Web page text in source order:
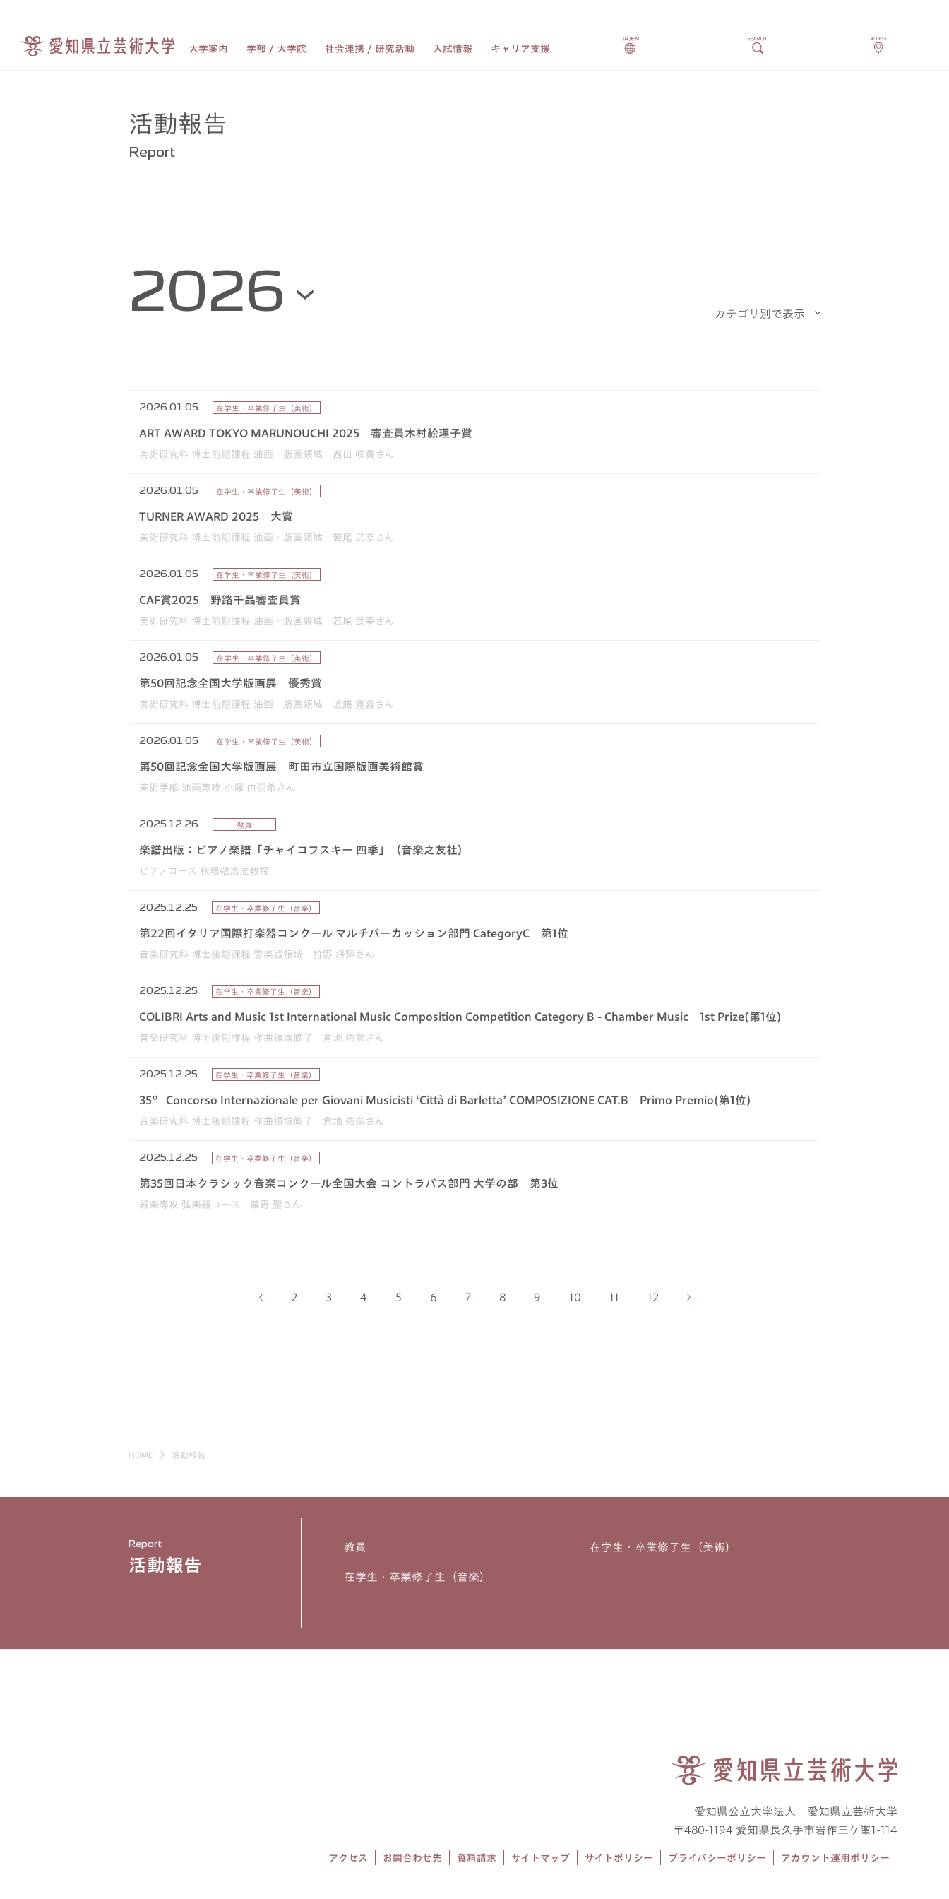
大学案内 学部 / 大学院 社会連携 / 研究活動 入試情報 キャリア支援
活動報告
Report
2026.01.05 在学生・卒業修了生（美術）
ART AWARD TOKYO MARUNOUCHI 2025 審査員木村絵理子賞
美術研究科 博士前期課程 油画・版画領域 西田 咲貴さん
2026.01.05 在学生・卒業修了生（美術）
TURNER AWARD 2025 大賞
美術研究科 博士前期課程 油画・版画領域 若尾 武幸さん
2026.01.05 在学生・卒業修了生（美術）
CAF賞2025 野路千晶審査員賞
美術研究科 博士前期課程 油画・版画領域 若尾 武幸さん
2026.01.05 在学生・卒業修了生（美術）
第50回記念全国大学版画展 優秀賞
美術研究科 博士前期課程 油画・版画領域 近藤 寛喜さん
2026.01.05 在学生・卒業修了生（美術）
第50回記念全国大学版画展 町田市立国際版画美術館賞
美術学部 油画専攻 小塚 由羽希さん
2025.12.26 教員
楽譜出版：ピアノ楽譜「チャイコフスキー 四季」（音楽之友社）
ピアノコース 秋場敬浩准教授
2025.12.25 在学生・卒業修了生（音楽）
第22回イタリア国際打楽器コンクール マルチパーカッション部門 CategoryC 第1位
音楽研究科 博士後期課程 管楽器領域 狩野 将輝さん
2025.12.25 在学生・卒業修了生（音楽）
COLIBRI Arts and Music 1st International Music Composition Competition Category B - Chamber Music 1st Prize(第1位)
音楽研究科 博士後期課程 作曲領域修了 倉地 佑奈さん
2025.12.25 在学生・卒業修了生（音楽）
35° Concorso Internazionale per Giovani Musicisti ‘Città di Barletta’ COMPOSIZIONE CAT.B Primo Premio(第1位)
音楽研究科 博士後期課程 作曲領域修了 倉地 佑奈さん
2025.12.25 在学生・卒業修了生（音楽）
第35回日本クラシック音楽コンクール全国大会 コントラバス部門 大学の部 第3位
器楽専攻 弦楽器コース 蔵野 聖さん
2 3 4 5 6 7 8 9 10 11 12
HOME 活動報告
Report
活動報告
教員 在学生・卒業修了生（美術）
在学生・卒業修了生（音楽）
愛知県公立大学法人 愛知県立芸術大学
〒480-1194 愛知県長久手市岩作三ケ峯1-114
アクセス お問合わせ先 資料請求 サイトマップ サイトポリシー プライバシーポリシー アカウント運用ポリシー